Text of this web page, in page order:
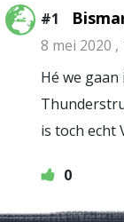
#1
8 mei 2020 ,
Hé we gaan
is toch echt
0